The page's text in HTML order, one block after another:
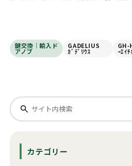
鍵交換｜輸入ド
アノブ
GADELIUS
ｶﾞﾃﾞﾘｳｽ
GH-
ｰｴｲﾁ
カテゴリー